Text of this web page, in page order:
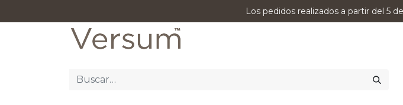
Los pedidos realizados a partir del 5